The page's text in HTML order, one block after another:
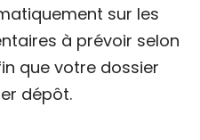
sur les
à prévoir selon
que votre dossier
dépôt.